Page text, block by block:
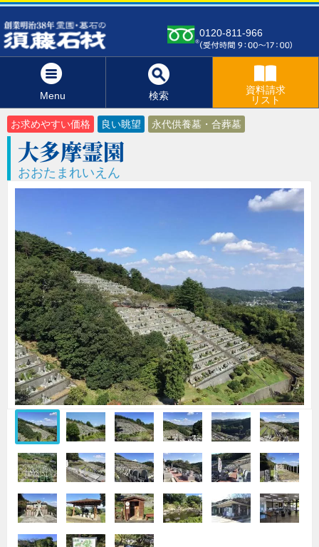
0120-811-966
Menu 検索
資料請求
リスト
お求めやすい価格 良い眺望 永代供養墓・合葬墓
大多摩霊園
おおたまれいえん